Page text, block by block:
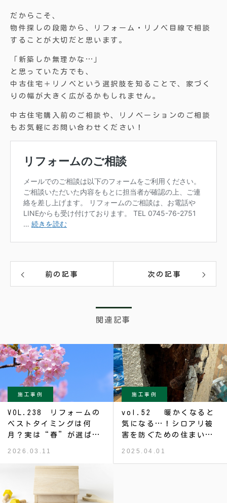
だからこそ、
物件探しの段階から、リフォーム・リノベ目線で相談
することが大切だと思います。
「新築しか無理かな…」
と思っていた方でも、
中古住宅＋リノベという選択肢を知ることで、家づく
りの幅が大きく広がるかもしれません。
中古住宅購入前のご相談や、リノベーションのご相談
もお気軽にお問い合わせください！
前の記事 次の記事
関連記事
施工事例
VOL.238 リフォームの
ベストタイミングは何
月？実は“春”が選ばれ
2026.03.11
施工事例
vol.52 暖かくなると
気になる…！シロアリ被
害を防ぐための住まいの
2025.04.01